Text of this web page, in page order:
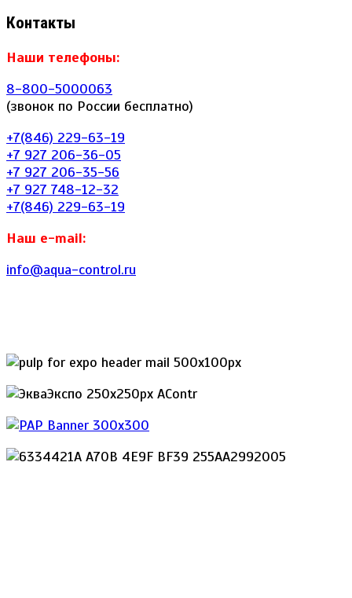
Контакты
Наши телефоны:
8-800-5000063
(звонок по России бесплатно)
+7(846) 229-63-19
+7 927 206-36-05
+7 927 206-35-56
+7 927 748-12-32
+7(846) 229-63-19
Наш e-mail:
info@aqua-control.ru